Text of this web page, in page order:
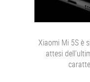
Xiaomi Mi 5S è
attesi